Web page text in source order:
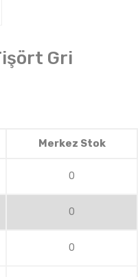
Gri
Merkez Stok
0
0
0